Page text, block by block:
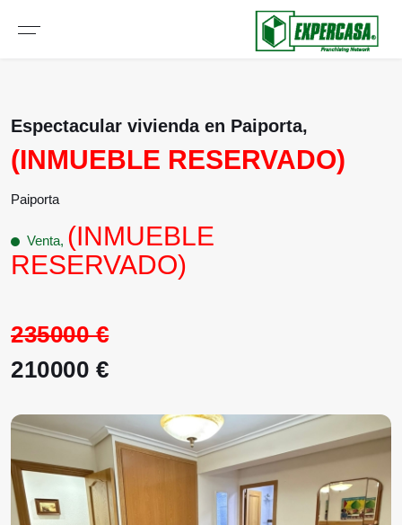
Espectacular vivienda en Paiporta,
(INMUEBLE RESERVADO)
Paiporta
Venta, (INMUEBLE
RESERVADO)
235000 €
210000 €